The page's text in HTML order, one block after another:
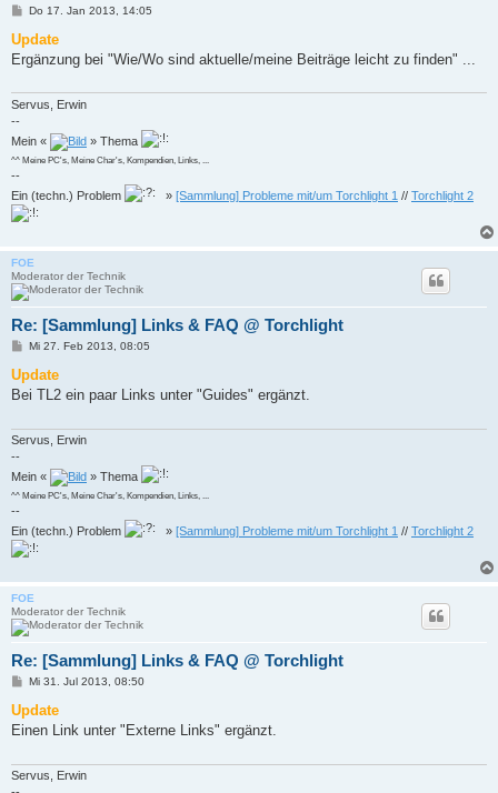
B
i
t
r
Do 17. Jan 2013, 14:05
Update
Ergänzung bei "Wie/Wo sind aktuelle/meine Beiträge leicht zu finden" ...
Servus, Erwin
--
Mein «
» Thema
^^ Meine PC's, Meine Char's, Kompendien, Links, ...
--
Ein (techn.) Problem
» [Sammlung] Probleme mit/um Torchlight 1 // Torchlight 2
FOE
Moderator der Technik
Re: [Sammlung] Links & FAQ @ Torchlight
B
i
t
r
Mi 27. Feb 2013, 08:05
Update
Bei TL2 ein paar Links unter "Guides" ergänzt.
Servus, Erwin
--
Mein «
» Thema
^^ Meine PC's, Meine Char's, Kompendien, Links, ...
--
Ein (techn.) Problem
» [Sammlung] Probleme mit/um Torchlight 1 // Torchlight 2
FOE
Moderator der Technik
Re: [Sammlung] Links & FAQ @ Torchlight
B
i
t
r
Mi 31. Jul 2013, 08:50
Update
Einen Link unter "Externe Links" ergänzt.
Servus, Erwin